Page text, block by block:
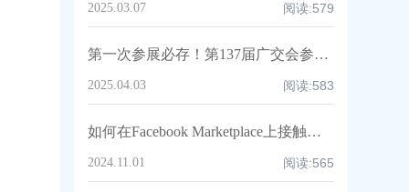
2025.03.07 阅读:579
第一次参展必存！第137届广交会参展全攻略：邀约话术/展位话术/跟进邮件模板
2025.04.03 阅读:583
如何在Facebook Marketplace上接触国际买家
2024.11.01 阅读:565